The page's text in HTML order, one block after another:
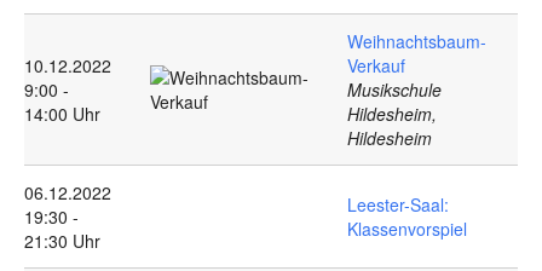
10.12.2022
9:00 -
14:00 Uhr
Weihnachtsbaum-
Verkauf
Musikschule
Hildesheim,
Hildesheim
06.12.2022
19:30 -
21:30 Uhr
Leester-Saal:
Klassenvorspiel